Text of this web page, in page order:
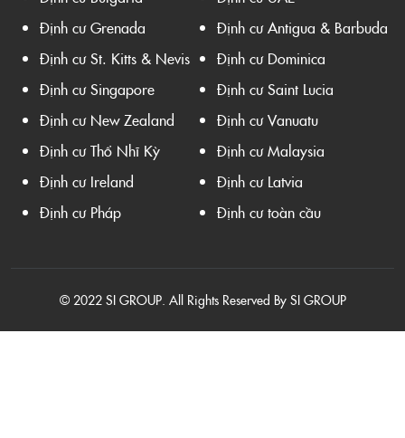
Định cư Grenada
Định cư Antigua & Barbuda
Định cư St. Kitts & Nevis
Định cư Dominica
Định cư Singapore
Định cư Saint Lucia
Định cư New Zealand
Định cư Vanuatu
Định cư Thổ Nhĩ Kỳ
Định cư Malaysia
Định cư Ireland
Định cư Latvia
Định cư Pháp
Định cư toàn cầu
© 2022 SI GROUP. All Rights Reserved By SI GROUP